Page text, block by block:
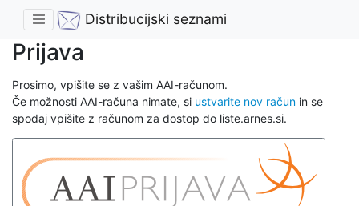
Distribucijski seznami
Prijava
Prosimo, vpišite se z vašim AAI-računom.
Če možnosti AAI-računa nimate, si ustvarite nov račun in se
spodaj vpišite z računom za dostop do liste.arnes.si.